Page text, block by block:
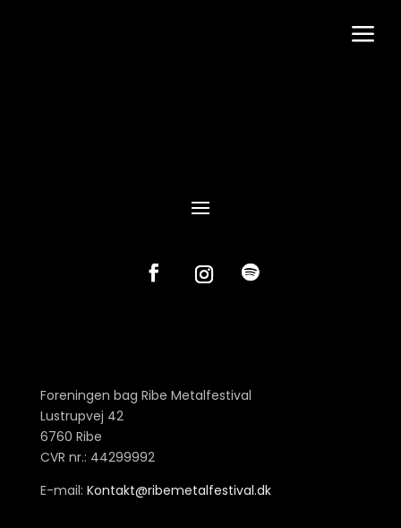
a
Foreningen bag Ribe Metalfestival
Lustrupvej 42
6760 Ribe
CVR nr.: 44299992
E-mail: Kontakt@ribemetalfestival.dk